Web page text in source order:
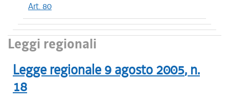
Art. 80
Leggi regionali
Legge regionale 9 agosto 2005, n.
18